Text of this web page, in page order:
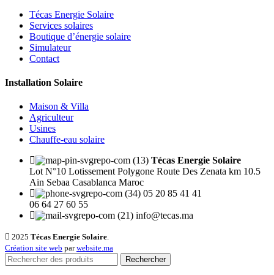
Técas Energie Solaire
Services solaires
Boutique d’énergie solaire
Simulateur
Contact
Installation Solaire
Maison & Villa
Agriculteur
Usines
Chauffe-eau solaire
Técas Energie Solaire
Lot N°10 Lotissement Polygone Route Des Zenata km 10.5
Ain Sebaa Casablanca Maroc
05 20 85 41 41
06 64 27 60 55
info@tecas.ma
2025 Técas Energie Solaire.
Création site web parwebsite.ma
Rechercher